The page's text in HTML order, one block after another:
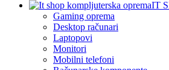
IT
Gaming oprema
Desktop računari
Laptopovi
Monitori
Mobilni telefoni